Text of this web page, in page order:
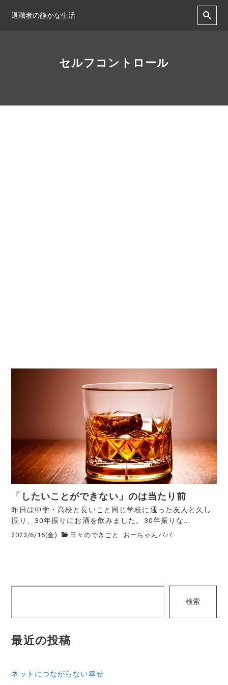
退職者の静かな生活
セルフコントロール
「したいことができない」のは当たり前
昨日は中学・高校と長いこと同じ学校に通った友人と久し
振り、30年振りにお酒を飲みました。30年振りな...
2023/6/16(金) 日々のできごと おーちゃんパパ
検索
最近の投稿
ネットにつながらない幸せ